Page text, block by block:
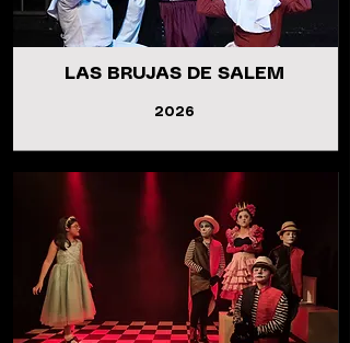
LAS BRUJAS DE SALEM
2026